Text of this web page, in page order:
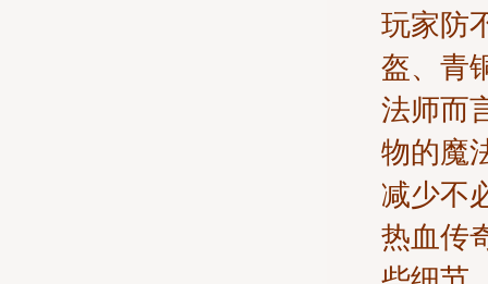
玩家防
盔、青
法师而
物的魔
减少不
热血传